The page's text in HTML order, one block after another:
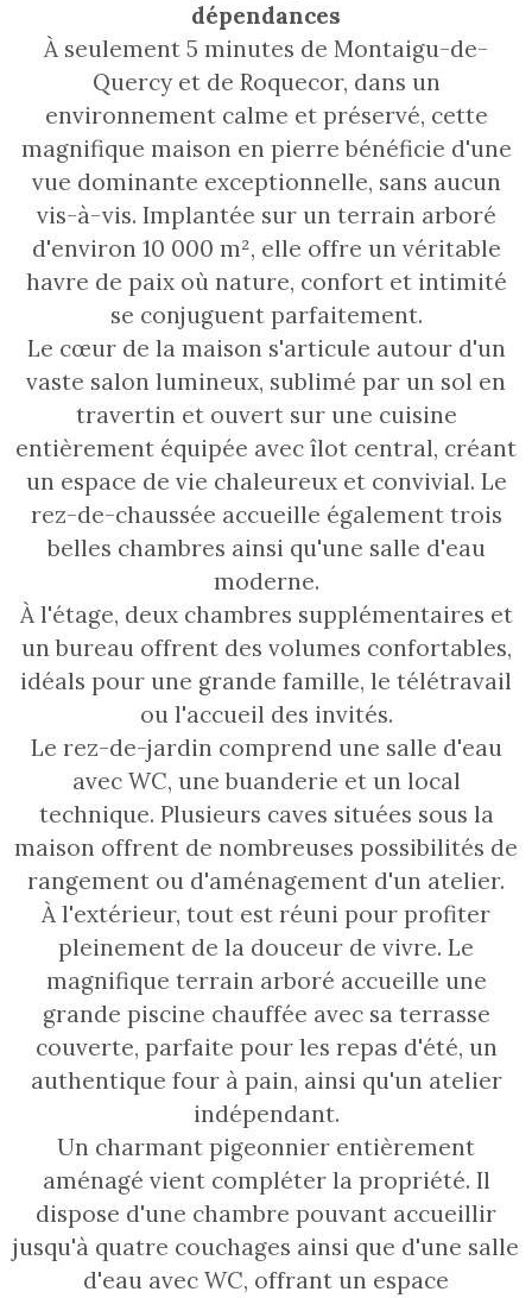
dépendances
À seulement 5 minutes de Montaigu-de-
Quercy et de Roquecor, dans un
environnement calme et préservé, cette
magnifique maison en pierre bénéficie d'une
vue dominante exceptionnelle, sans aucun
vis-à-vis. Implantée sur un terrain arboré
d'environ 10 000 m², elle offre un véritable
havre de paix où nature, confort et intimité
se conjuguent parfaitement.
Le cœur de la maison s'articule autour d'un
vaste salon lumineux, sublimé par un sol en
travertin et ouvert sur une cuisine
entièrement équipée avec îlot central, créant
un espace de vie chaleureux et convivial. Le
rez-de-chaussée accueille également trois
belles chambres ainsi qu'une salle d'eau
moderne.
À l'étage, deux chambres supplémentaires et
un bureau offrent des volumes confortables,
idéals pour une grande famille, le télétravail
ou l'accueil des invités.
Le rez-de-jardin comprend une salle d'eau
avec WC, une buanderie et un local
technique. Plusieurs caves situées sous la
maison offrent de nombreuses possibilités de
rangement ou d'aménagement d'un atelier.
À l'extérieur, tout est réuni pour profiter
pleinement de la douceur de vivre. Le
magnifique terrain arboré accueille une
grande piscine chauffée avec sa terrasse
couverte, parfaite pour les repas d'été, un
authentique four à pain, ainsi qu'un atelier
indépendant.
Un charmant pigeonnier entièrement
aménagé vient compléter la propriété. Il
dispose d'une chambre pouvant accueillir
jusqu'à quatre couchages ainsi que d'une salle
d'eau avec WC, offrant un espace